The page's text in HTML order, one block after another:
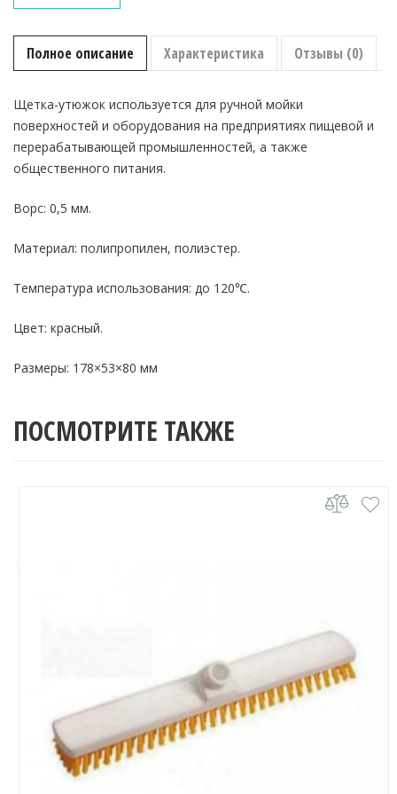
Полное описание Характеристика Отзывы (0)
Щетка-утюжок используется для ручной мойки
поверхностей и оборудования на предприятиях пищевой и
перерабатывающей промышленностей, а также
общественного питания.
Ворс: 0,5 мм.
Материал: полипропилен, полиэстер.
Температура использования: до 120℃.
Цвет: красный.
Размеры: 178×53×80 мм
ПОСМОТРИТЕ ТАКЖЕ